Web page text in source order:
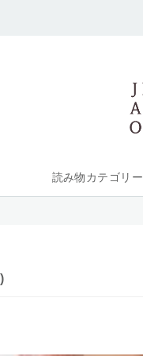
読み物カテゴリー